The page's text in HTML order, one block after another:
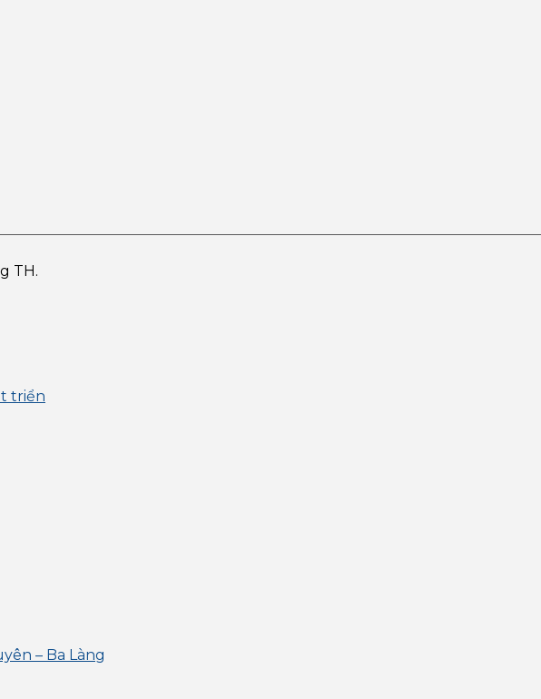
TH.
triển
– Ba Làng